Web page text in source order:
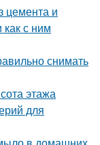
цемента и
с ним
снимать
этажа
для